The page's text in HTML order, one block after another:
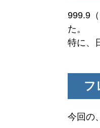
999.9
た。
特に、
フ
今回の